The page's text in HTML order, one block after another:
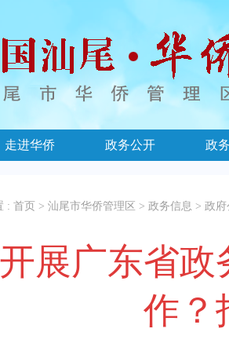
走进华侨 政务公开 政
: 首页 > 汕尾市华侨管理区 > 政务信息 > 政府
展广东省
作？